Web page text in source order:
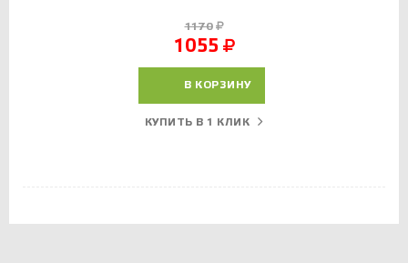
1170
1055
В КОРЗИНУ
КУПИТЬ В 1 КЛИК